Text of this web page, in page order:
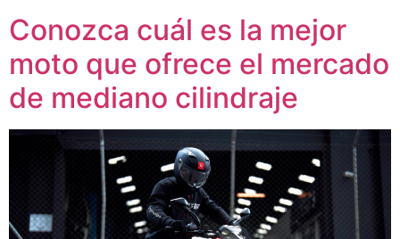
Conozca cuál es la mejor
moto que ofrece el mercado
de mediano cilindraje